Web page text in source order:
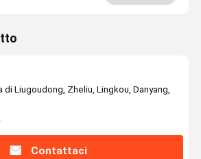
di Liugoudong, Zheliu, Lingkou, Danyang,
Contattaci